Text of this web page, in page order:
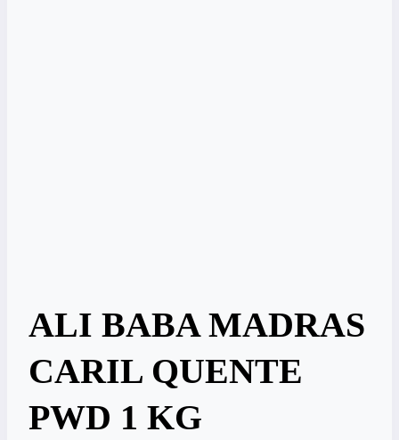
ALI BABA MADRAS
CARIL QUENTE
PWD 1 KG